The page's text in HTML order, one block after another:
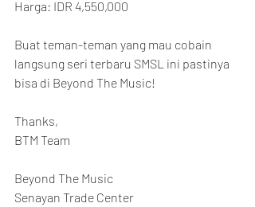
Harga: IDR 4,550,000
Buat teman-teman yang mau cobain
langsung seri terbaru SMSL ini pastinya
bisa di Beyond The Music!
Thanks,
BTM Team
Beyond The Music
Senayan Trade Center